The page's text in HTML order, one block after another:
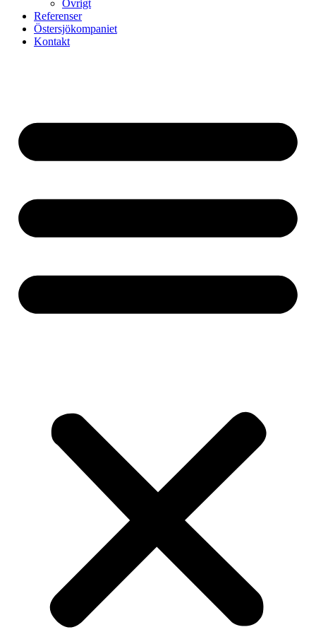
Övrigt
Referenser
Östersjökompaniet
Kontakt